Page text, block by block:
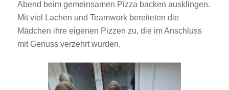
Abend beim gemeinsamen Pizza backen ausklingen.
Mit viel Lachen und Teamwork bereiteten die
Mädchen ihre eigenen Pizzen zu, die im Anschluss
mit Genuss verzehrt wurden.